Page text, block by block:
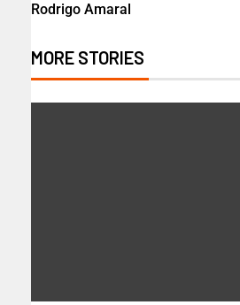
Rodrigo Amaral
MORE STORIES